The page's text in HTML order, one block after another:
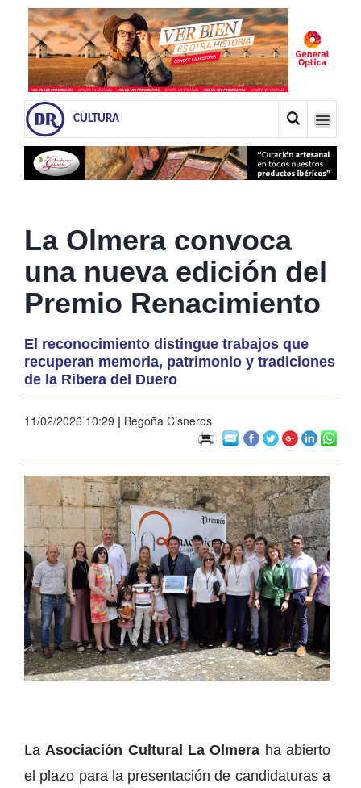
CULTURA
La Olmera convoca
una nueva edición del
Premio Renacimiento
El reconocimiento distingue trabajos que
recuperan memoria, patrimonio y tradiciones
de la Ribera del Duero
11/02/2026 10:29 | Begoña Cisneros
La Asociación Cultural La Olmera ha abierto
el plazo para la presentación de candidaturas a